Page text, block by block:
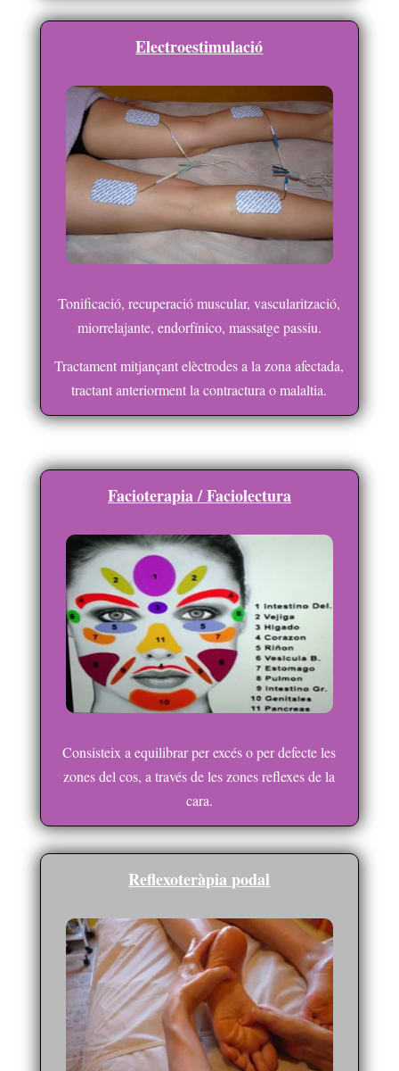
Electroestimulació
Tonificació, recuperació muscular, vascularització,
miorrelajante, endorfínico, massatge passiu.
Tractament mitjançant elèctrodes a la zona afectada,
tractant anteriorment la contractura o malaltia.
Facioterapia / Faciolectura
Consisteix a equilibrar per excés o per defecte les
zones del cos, a través de les zones reflexes de la
cara.
Reflexoteràpia podal